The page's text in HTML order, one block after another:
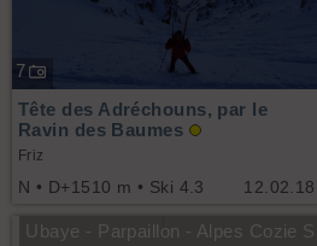
7
12.02.18
Tête des Adréchouns, par le
Ravin des Baumes
Friz
N • D+1510 m • Ski 4.3
Ubaye - Parpaillon - Alpes Cozie S